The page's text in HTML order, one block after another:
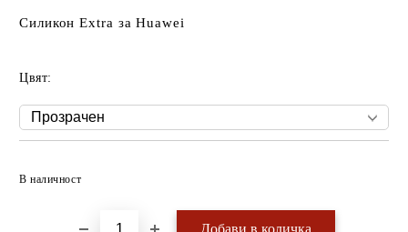
Силикон Extra за Huawei
Цвят:
В наличност